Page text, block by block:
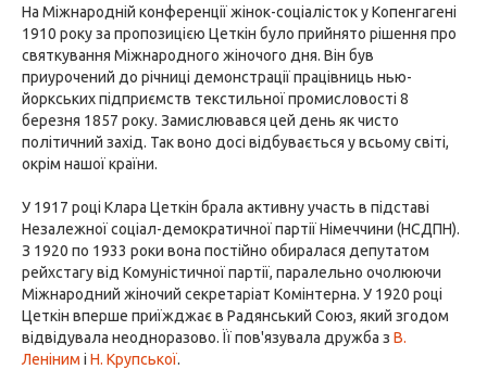
На Міжнародній конференції жінок-соціалісток у Копенгагені
1910 року за пропозицією Цеткін було прийнято рішення про
святкування Міжнародного жіночого дня. Він був
приурочений до річниці демонстрації працівниць нью-
йоркських підприємств текстильної промисловості 8
березня 1857 року. Замислювався цей день як чисто
політичний захід. Так воно досі відбувається у всьому світі,
окрім нашої країни.
У 1917 році Клара Цеткін брала активну участь в підставі
Незалежної соціал-демократичної партії Німеччини (НСДПН).
З 1920 по 1933 роки вона постійно обиралася депутатом
рейхстагу від Комуністичної партії, паралельно очолюючи
Міжнародний жіночий секретаріат Комінтерна. У 1920 році
Цеткін вперше приїжджає в Радянський Союз, який згодом
відвідувала неодноразово. Її пов'язувала дружба з В.
Леніним і Н. Крупської.